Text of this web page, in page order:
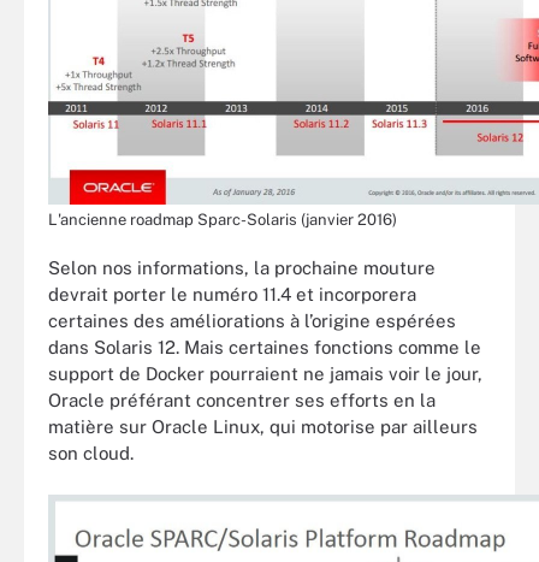
L'ancienne roadmap Sparc-Solaris (janvier 2016)
Selon nos informations, la prochaine mouture
devrait porter le numéro 11.4 et incorporera
certaines des améliorations à l’origine espérées
dans Solaris 12. Mais certaines fonctions comme le
support de Docker pourraient ne jamais voir le jour,
Oracle préférant concentrer ses efforts en la
matière sur Oracle Linux, qui motorise par ailleurs
son cloud.